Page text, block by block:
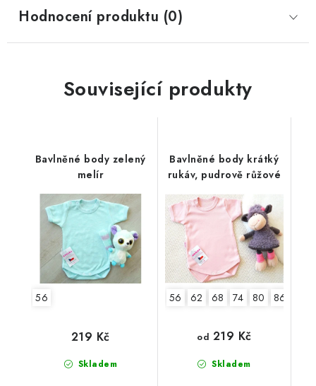
Hodnocení produktu (0)
Související produkty
Bavlněné body zelený
melír
56
Skladem
219 Kč
Bavlněné body krátký
rukáv, pudrově růžové
56 62 68 74 80 86
Skladem
od 219 Kč